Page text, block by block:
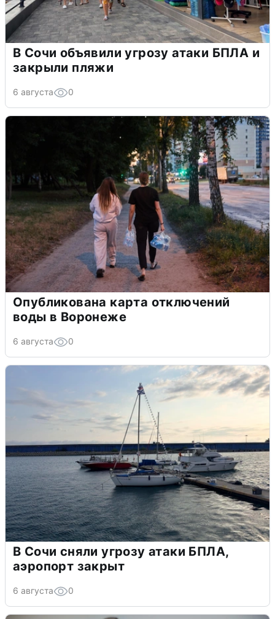
В Сочи объявили угрозу атаки БПЛА и
закрыли пляжи
6 августа 0
Опубликована карта отключений
воды в Воронеже
6 августа 0
В Сочи сняли угрозу атаки БПЛА,
аэропорт закрыт
6 августа 0